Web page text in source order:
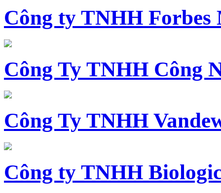
Công ty TNHH
Công Ty TNHH Công
Công Ty TNHH
Công ty TNHH